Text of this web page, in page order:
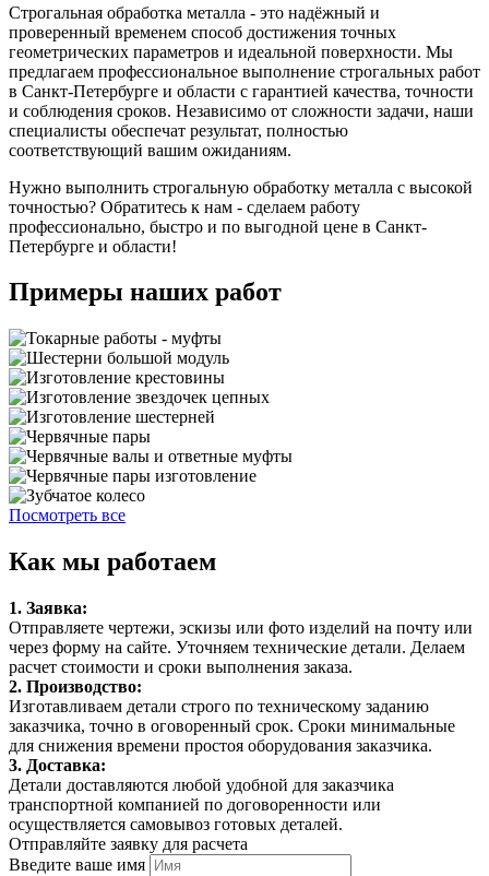
Строгальная обработка металла - это надёжный и
проверенный временем способ достижения точных
геометрических параметров и идеальной поверхности. Мы
предлагаем профессиональное выполнение строгальных работ
в Санкт-Петербурге и области с гарантией качества, точности
и соблюдения сроков. Независимо от сложности задачи, наши
специалисты обеспечат результат, полностью
соответствующий вашим ожиданиям.
Нужно выполнить строгальную обработку металла с высокой
точностью? Обратитесь к нам - сделаем работу
профессионально, быстро и по выгодной цене в Санкт-
Петербурге и области!
Примеры наших работ
Посмотреть все
Как мы работаем
1. Заявка:
Отправляете чертежи, эскизы или фото изделий на почту или
через форму на сайте. Уточняем технические детали. Делаем
расчет стоимости и сроки выполнения заказа.
2. Производство:
Изготавливаем детали строго по техническому заданию
заказчика, точно в оговоренный срок. Сроки минимальные
для снижения времени простоя оборудования заказчика.
3. Доставка:
Детали доставляются любой удобной для заказчика
транспортной компанией по договоренности или
осуществляется самовывоз готовых деталей.
Отправляйте заявку для расчета
Введите ваше имя